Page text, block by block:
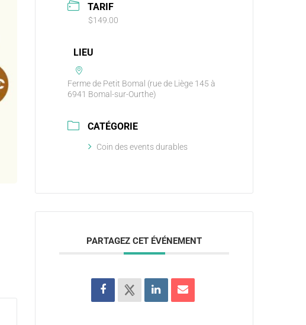
TARIF
$149.00
LIEU
Ferme de Petit Bomal (rue de Liège 145 à
6941 Bomal-sur-Ourthe)
CATÉGORIE
Coin des events durables
PARTAGEZ CET ÉVÉNEMENT